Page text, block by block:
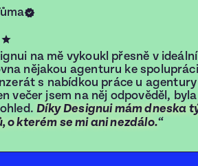
na mě vykoukl přesně v
nějakou agenturu ke
s nabídkou práce u agentury
večer jsem na něj odpověděl,
Díky Designui mám dneska
o kterém se mi ani nezdálo.“